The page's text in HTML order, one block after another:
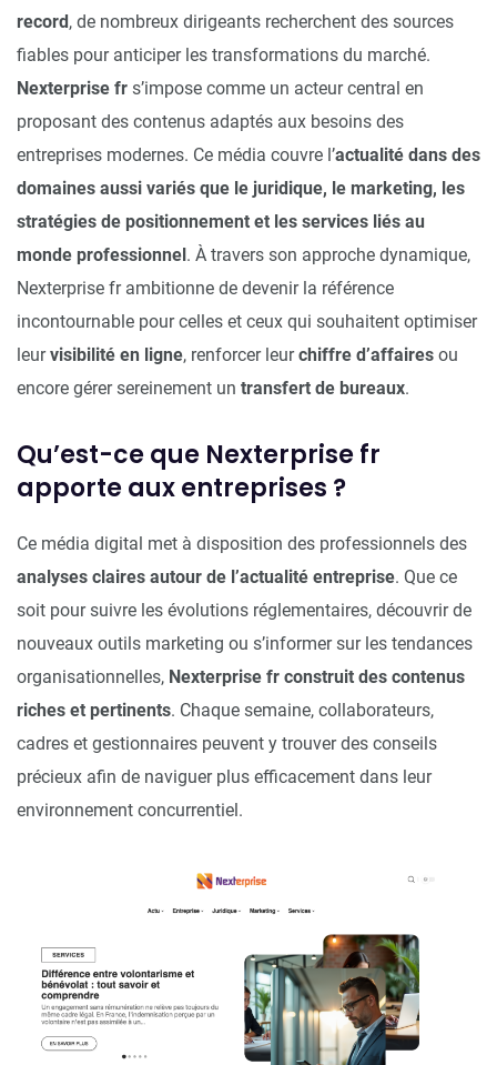
record, de nombreux dirigeants recherchent des sources
fiables pour anticiper les transformations du marché.
Nexterprise fr s’impose comme un acteur central en
proposant des contenus adaptés aux besoins des
entreprises modernes. Ce média couvre l’actualité dans des
domaines aussi variés que le juridique, le marketing, les
stratégies de positionnement et les services liés au
monde professionnel. À travers son approche dynamique,
Nexterprise fr ambitionne de devenir la référence
incontournable pour celles et ceux qui souhaitent optimiser
leurvisibilité en ligne, renforcer leurchiffre d’affaires ou
encore gérer sereinement un transfert de bureaux.
Qu’est-ce que Nexterprise fr
apporte aux entreprises ?
Ce média digital met à disposition des professionnels des
analyses claires autour de l’actualité entreprise. Que ce
soit pour suivre les évolutions réglementaires, découvrir de
nouveaux outils marketing ou s’informer sur les tendances
organisationnelles, Nexterprise fr construit des contenus
riches et pertinents. Chaque semaine, collaborateurs,
cadres et gestionnaires peuvent y trouver des conseils
précieux afin de naviguer plus efficacement dans leur
environnement concurrentiel.